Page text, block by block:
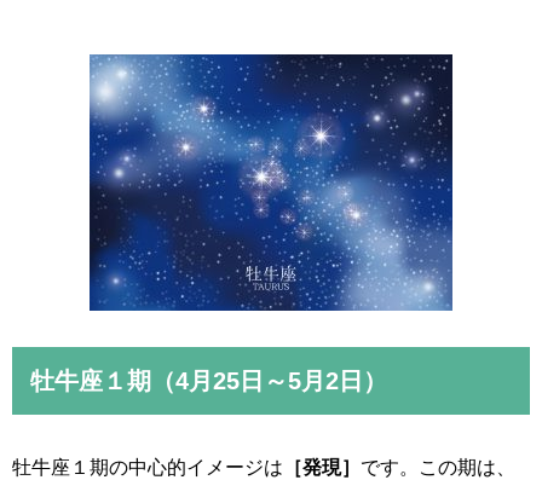
牡牛座１期（4月25日～5月2日）
牡牛座１期の中心的イメージは ［発現］ です。この期は、